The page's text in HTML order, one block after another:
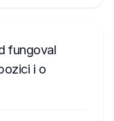
fungoval
i o